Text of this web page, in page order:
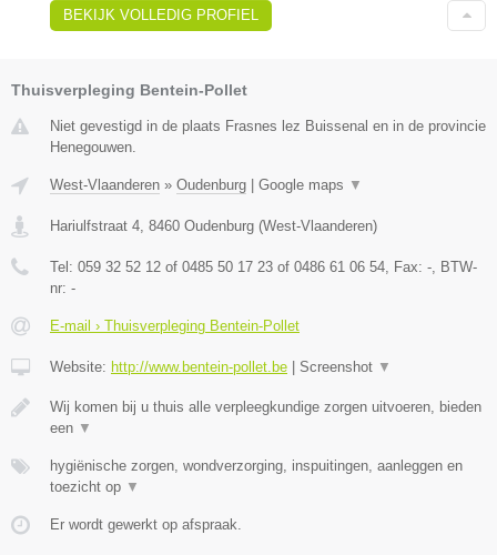
BEKIJK VOLLEDIG PROFIEL
Thuisverpleging Bentein-Pollet
Niet gevestigd in de plaats Frasnes lez Buissenal en in de provincie
Henegouwen.
West-Vlaanderen » Oudenburg Google maps ▼
Hariulfstraat 4, 8460 Oudenburg (West-Vlaanderen)
Tel: 059 32 52 12 of 0485 50 17 23 of 0486 61 06 54, Fax: -, BTW-
nr: -
E-mail › Thuisverpleging Bentein-Pollet
Website: http://www.bentein-pollet.be Screenshot ▼
Wij komen bij u thuis alle verpleegkundige zorgen uitvoeren, bieden
een ▼
hygiënische zorgen, wondverzorging, inspuitingen, aanleggen en
toezicht op ▼
Er wordt gewerkt op afspraak.